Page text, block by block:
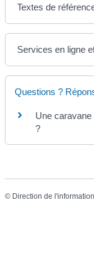
Textes de
Services en ligne
Questions ?
Une
?
© Direction de